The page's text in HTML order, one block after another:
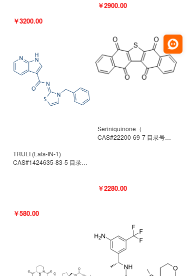
￥3200.00
TRULI (Lats-IN-1)
CAS#1424635-83-5 目录号
￥580.00
￥2900.00
Seriniquinone（
CAS#22200-69-7 目录号
￥2280.00